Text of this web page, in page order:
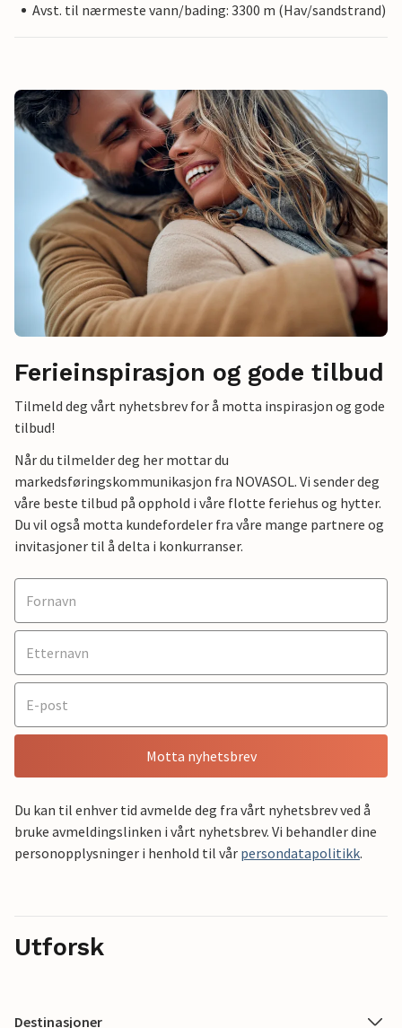
Avst. til nærmeste vann/bading: 3300 m (Hav/sandstrand)
Ferieinspirasjon og gode tilbud
Tilmeld deg vårt nyhetsbrev for å motta inspirasjon og gode
tilbud!
Når du tilmelder deg her mottar du
markedsføringskommunikasjon fra NOVASOL. Vi sender deg
våre beste tilbud på opphold i våre flotte feriehus og hytter.
Du vil også motta kundefordeler fra våre mange partnere og
invitasjoner til å delta i konkurranser.
Motta nyhetsbrev
Du kan til enhver tid avmelde deg fra vårt nyhetsbrev ved å
bruke avmeldingslinken i vårt nyhetsbrev. Vi behandler dine
personopplysninger i henhold til vår persondatapolitikk.
Utforsk
Destinasjoner